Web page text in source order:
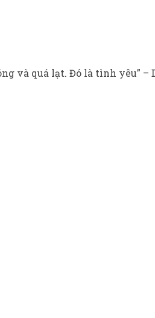
và quá lạt. Đó là tình yêu” –